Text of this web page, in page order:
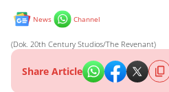
News Channel
(Dok. 20th Century Studios/The Revenant)
Share Article